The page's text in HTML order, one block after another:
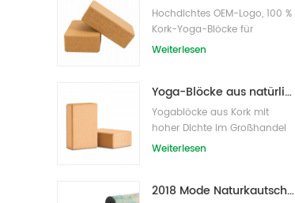
Hochdichtes OEM-Logo, 100 %
Kork-Yoga-Blöcke für
Übungen
Weiterlesen
Yoga-Blöcke aus natürlichem Kork, 10,2 x 15,2 x 22,9 cm, natürliche, rutschfeste Steine
Yogablöcke aus Kork mit
hoher Dichte im Großhandel
Weiterlesen
2018 Mode Naturkautschuk individuell bedruckte Wildleder Yogamatten Großhandel